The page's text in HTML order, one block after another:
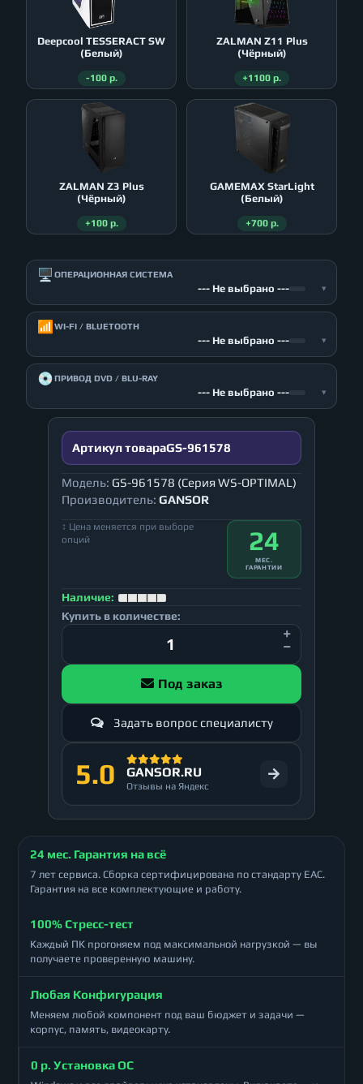
Deepcool TESSERACT SW
(Белый)
-100 р.
ZALMAN Z11 Plus
(Чёрный)
+1100 р.
ZALMAN Z3 Plus
(Чёрный)
+100 р.
GAMEMAX StarLight
(Белый)
+700 р.
🖥️ ОПЕРАЦИОННАЯ СИСТЕМА
--- Не выбрано --- ▾
📶 WI-FI / BLUETOOTH
--- Не выбрано --- ▾
💿ПРИВОД DVD / BLU-RAY
--- Не выбрано --- ▾
Артикул товараGS-961578
Модель: GS-961578 (Серия WS-OPTIMAL)
Производитель: GANSOR
↕ Цена меняется при выборе
опций
24
МЕС.
ГАРАНТИИ
Наличие:
Купить в количестве:
Под заказ
Задать вопрос специалисту
5.0 GANSOR.RU
Отзывы на Яндекс
24 мес. Гарантия на всё
7 лет сервиса. Сборка сертифицирована по стандарту ЕАС.
Гарантия на все комплектующие и работу.
100% Стресс-тест
Каждый ПК прогоняем под максимальной нагрузкой — вы
получаете проверенную машину.
Любая Конфигурация
Меняем любой компонент под ваш бюджет и задачи —
корпус, память, видеокарту.
0 р. Установка ОС